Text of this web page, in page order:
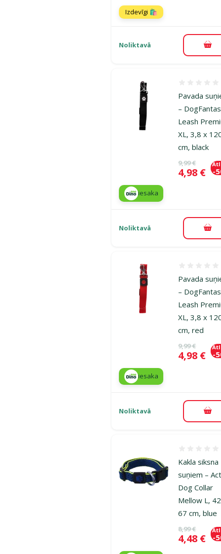
Izdevīgi 🛍️
Noliktavā
Pavada
–
Leash
XL, 3,8 x
cm, black
Oriģinālā
9,99 €
Cena
4,98 € -
iesaka
Noliktavā
Pavada
–
Leash
XL, 3,8 x
cm, red
Oriģinālā
9,99 €
Cena
4,98 € -
iesaka
Noliktavā
Kakla siksna
suņiem –
Dog Collar
Mellow L,
67 cm, blue
Oriģinālā
8,99 €
Cena
4,48 € -